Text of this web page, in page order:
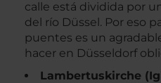
calle está dividida por
del río Düssel. Por eso
puentes es un
hacer en Düsseldorf
Lambertuskirche